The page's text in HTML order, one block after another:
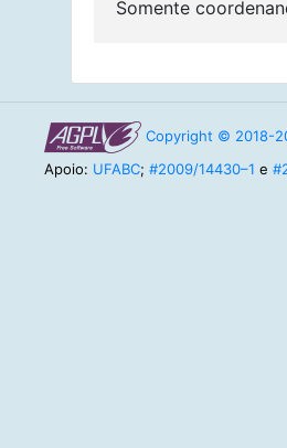
Somente
Copyright © 2018-
Apoio: UFABC; #2009/14430–1 e